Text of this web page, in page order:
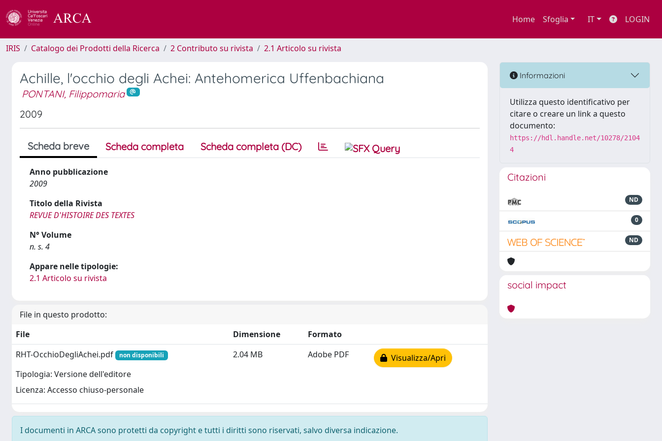
Home Sfoglia IT LOGIN
IRIS Catalogo dei Prodotti della Ricerca 2 Contributo su rivista 2.1 Articolo su rivista
Achille, l'occhio degli Achei: Antehomerica Uffenbachiana
PONTANI, Filippomaria
2009
Scheda breve Scheda completa Scheda completa (DC)
Anno pubblicazione
2009
Titolo della Rivista
REVUE D'HISTOIRE DES TEXTES
N° Volume
n. s. 4
Appare nelle tipologie:
2.1 Articolo su rivista
File in questo prodotto:
File
Dimensione
Formato
RHT-OcchioDegliAchei.pdf
non disponibili
Tipologia: Versione dell'editore
Licenza: Accesso chiuso-personale
2.04 MB Adobe PDF Visualizza/Apri
I documenti in ARCA sono protetti da copyright e tutti i diritti sono riservati, salvo diversa indicazione.
Informazioni
Utilizza questo identificativo per
citare o creare un link a questo
documento:
https://hdl.handle.net/10278/2104
4
Citazioni
ND
0
ND
social impact